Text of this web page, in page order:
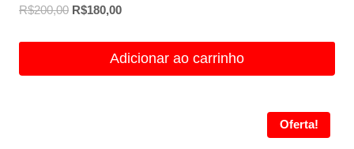
R$200,00 O
R$180,00O
é:
Adicionar ao carrinho
Oferta!